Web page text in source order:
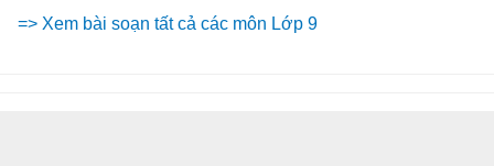
=> Xem bài soạn tất cả các môn Lớp 9